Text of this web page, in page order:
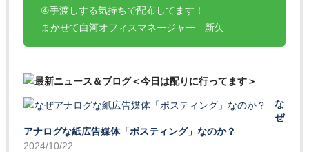
④手渡しする気持ちで配布してます！
まかせて白河オフィスマネージャー 新矢
な
ぜ
アナログな紙広告媒体「ポスティング」なのか？
2024/10/22